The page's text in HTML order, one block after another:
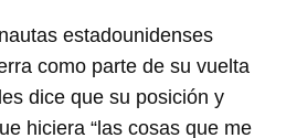
estadounidenses
como parte de su vuelta
dice que su posición y
hiciera “las cosas que me